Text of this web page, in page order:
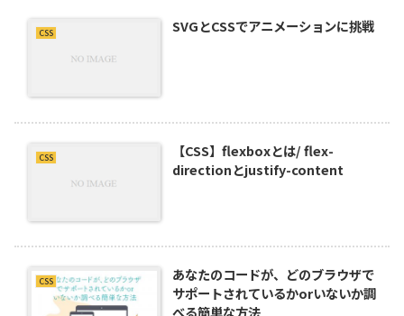
CSS SVGとCSSでアニメーションに挑戦
CSS
【CSS】flexboxとは/ flex-
directionとjustify-content
CSS
あなたのコードが、どのブラウザで
サポートされているかorいないか調
べる簡単な方法